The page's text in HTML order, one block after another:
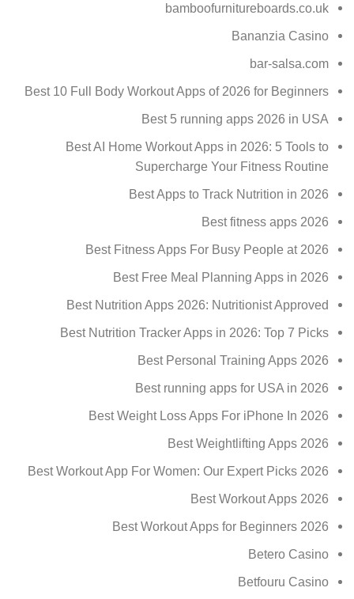
bamboofurnitureboards.co.uk
Bananzia Casino
bar-salsa.com
Best 10 Full Body Workout Apps of 2026 for Beginners
Best 5 running apps 2026 in USA
Best AI Home Workout Apps in 2026: 5 Tools to
Supercharge Your Fitness Routine
Best Apps to Track Nutrition in 2026
Best fitness apps 2026
Best Fitness Apps For Busy People at 2026
Best Free Meal Planning Apps in 2026
Best Nutrition Apps 2026: Nutritionist Approved
Best Nutrition Tracker Apps in 2026: Top 7 Picks
Best Personal Training Apps 2026
Best running apps for USA in 2026
Best Weight Loss Apps For iPhone In 2026
Best Weightlifting Apps 2026
Best Workout App For Women: Our Expert Picks 2026
Best Workout Apps 2026
Best Workout Apps for Beginners 2026
Betero Casino
Betfouru Casino